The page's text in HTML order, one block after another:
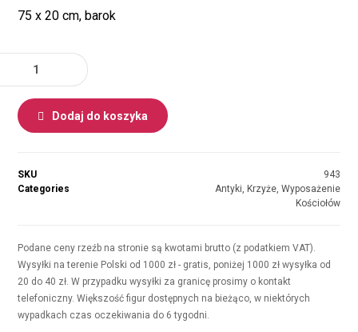
75 x 20 cm, barok
Dodaj do koszyka
SKU
943
Categories
Antyki, Krzyże, Wyposażenie
Kościołów
Podane ceny rzeźb na stronie są kwotami brutto (z podatkiem VAT).
Wysyłki na terenie Polski od 1000 zł - gratis, poniżej 1000 zł wysyłka od
20 do 40 zł. W przypadku wysyłki za granicę prosimy o kontakt
telefoniczny. Większość figur dostępnych na bieżąco, w niektórych
wypadkach czas oczekiwania do 6 tygodni.